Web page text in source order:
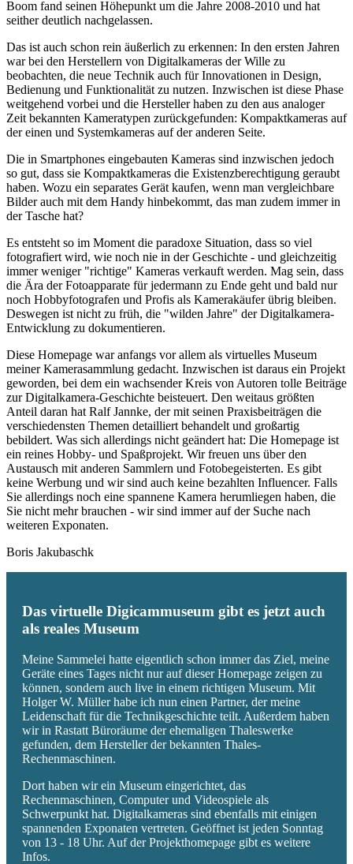
Boom fand seinen Höhepunkt um die Jahre 2008-2010 und hat
seither deutlich nachgelassen.
Das ist auch schon rein äußerlich zu erkennen: In den ersten Jahren
war bei den Herstellern von Digitalkameras der Wille zu
beobachten, die neue Technik auch für Innovationen in Design,
Bedienung und Funktionalität zu nutzen. Inzwischen ist diese Phase
weitgehend vorbei und die Hersteller haben zu den aus analoger
Zeit bekannten Kameratypen zurückgefunden: Kompaktkameras auf
der einen und Systemkameras auf der anderen Seite.
Die in Smartphones eingebauten Kameras sind inzwischen jedoch
so gut, dass sie Kompaktkameras die Existenzberechtigung geraubt
haben. Wozu ein separates Gerät kaufen, wenn man vergleichbare
Bilder auch mit dem Handy hinbekommt, das man zudem immer in
der Tasche hat?
Es entsteht so im Moment die paradoxe Situation, dass so viel
fotografiert wird, wie noch nie in der Geschichte - und gleichzeitig
immer weniger "richtige" Kameras verkauft werden. Mag sein, dass
die Ära der Fotoapparate für jedermann zu Ende geht und bald nur
noch Hobbyfotografen und Profis als Kamerakäufer übrig bleiben.
Deswegen ist nicht zu früh, die "wilden Jahre" der Digitalkamera-
Entwicklung zu dokumentieren.
Diese Homepage war anfangs vor allem als virtuelles Museum
meiner Kamerasammlung gedacht. Inzwischen ist daraus ein Projekt
geworden, bei dem ein wachsender Kreis von Autoren tolle Beiträge
zur Digitalkamera-Geschichte beisteuert. Den weitaus größten
Anteil daran hat Ralf Jannke, der mit seinen Praxisbeiträgen die
verschiedensten Themen detailliert behandelt und großartig
bebildert. Was sich allerdings nicht geändert hat: Die Homepage ist
ein reines Hobby- und Spaßprojekt. Wir freuen uns über den
Austausch mit anderen Sammlern und Fotobegeisterten. Es gibt
keine Werbung und wir sind auch keine bezahlten Influencer. Falls
Sie allerdings noch eine spannene Kamera herumliegen haben, die
Sie nicht mehr brauchen - wir sind immer auf der Suche nach
weiteren Exponaten.
Boris Jakubaschk
Das virtuelle Digicammuseum gibt es jetzt auch
als reales Museum
Meine Sammelei hatte eigentlich schon immer das Ziel, meine
Geräte eines Tages nicht nur auf dieser Homepage zeigen zu
können, sondern auch live in einem richtigen Museum. Mit
Holger W. Müller habe ich nun einen Partner, der meine
Leidenschaft für die Technikgeschichte teilt. Außerdem haben
wir in Rastatt Büroräume der ehemaligen Thaleswerke
gefunden, dem Hersteller der bekannten Thales-
Rechenmaschinen.
Dort haben wir ein Museum eingerichtet, das
Rechenmaschinen, Computer und Videospiele als
Schwerpunkt hat. Digitalkameras sind ebenfalls mit einigen
spannenden Exponaten vertreten. Geöffnet ist jeden Sonntag
von 13 - 18 Uhr. Auf der Projekthomepage gibt es weitere
Infos.